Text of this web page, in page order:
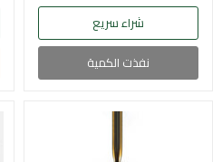
شراء سريع
نفذت الكمية